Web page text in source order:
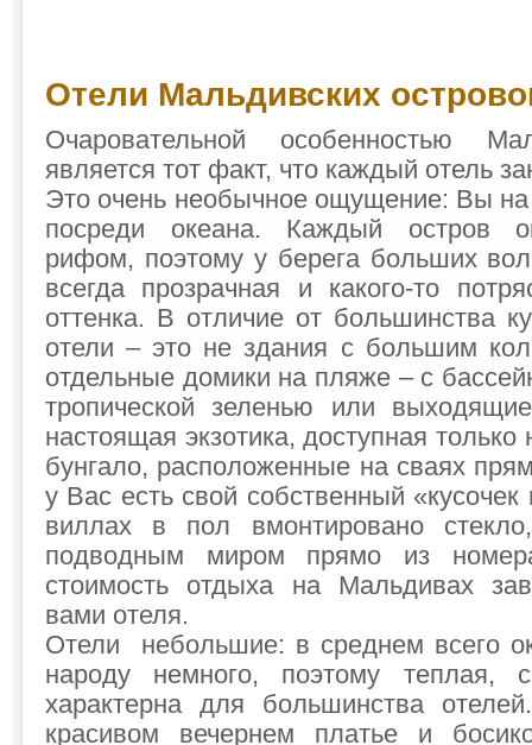
Отели Мальдивских
Очаровательной особенностью
является тот факт, что каждый отель
Это очень необычное ощущение: Вы
посреди океана. Каждый остров
рифом, поэтому у берега больших
всегда прозрачная и какого-то
оттенка. В отличие от большинства
отели – это не здания с большим
отдельные домики на пляже – с
тропической зеленью или
настоящая экзотика, доступная
бунгало, расположенные на сваях
у Вас есть свой собственный
виллах в пол вмонтировано
подводным миром прямо из
стоимость отдыха на Мальдивах
вами отеля.
Отели небольшие: в среднем всего
народу немного, поэтому теплая,
характерна для большинства
красивом вечернем платье и